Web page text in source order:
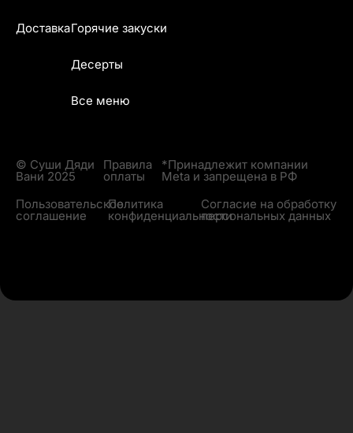
ДоставкаГорячие закуски
Десерты
Все меню
© Суши Дяди
Вани 2025
Правила
оплаты
*Принадлежит компании
Meta и запрещена в РФ
Пользовательское
соглашение
Политика
конфиденциальности
Согласие на обработку
персональных данных